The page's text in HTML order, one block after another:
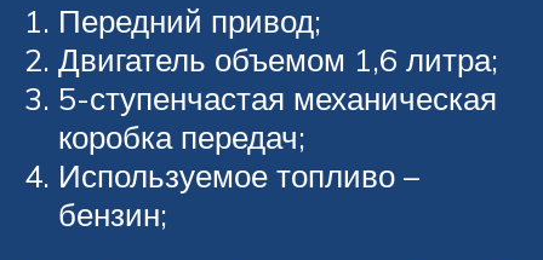
Передний привод;
Двигатель объемом 1,6 литра;
5-ступенчастая механическая
коробка передач;
Используемое топливо –
бензин;